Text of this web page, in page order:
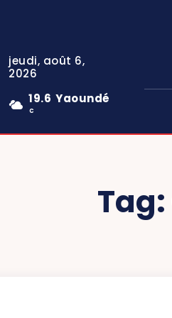
jeudi, août 6,
2026
19.6
C
Yaoundé
Tag: